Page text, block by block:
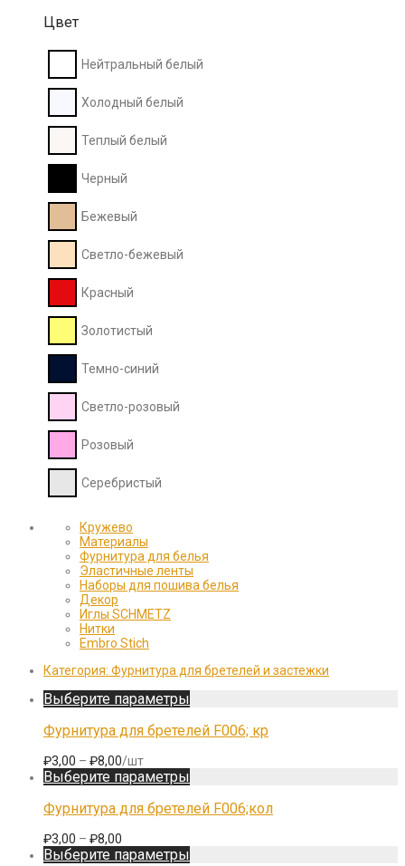
Цвет
Нейтральный белый
Холодный белый
Теплый белый
Черный
Бежевый
Светло-бежевый
Красный
Золотистый
Темно-синий
Светло-розовый
Розовый
Серебристый
Кружево
Материалы
Фурнитура для белья
Эластичные ленты
Наборы для пошива белья
Декор
Иглы SCHMETZ
Нитки
Embro Stich
Категория: Фурнитура для бретелей и застежки
Выберите параметры
товар
имеет
несколько
Опции
можно
на
Фурнитура для бретелей F006; кр
₽3,00 – ₽8,00Диапазон
цен:
₽3,00
–
₽8,00
/шт
Выберите параметры
товар
имеет
несколько
Опции
можно
Фурнитура для бретелей F006;кол
₽3,00 – ₽8,00
цен:
Выберите параметры